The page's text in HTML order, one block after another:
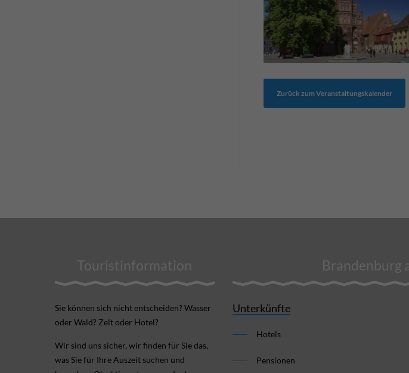
Zurück zum Veranstaltungskalender
Touristinformation
Sie können sich nicht ent­scheiden? Wasser
oder Wald? Zelt oder Hotel?
Wir sind uns sicher, wir finden für Sie das,
was Sie für Ihre Aus­zeit suchen und
Brandenburg
Unterkünfte
Hotels
Pensionen